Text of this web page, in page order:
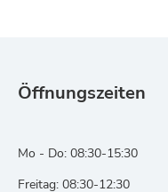
Öffnungszeiten
Mo - Do: 08:30-15:30
Freitag: 08:30-12:30